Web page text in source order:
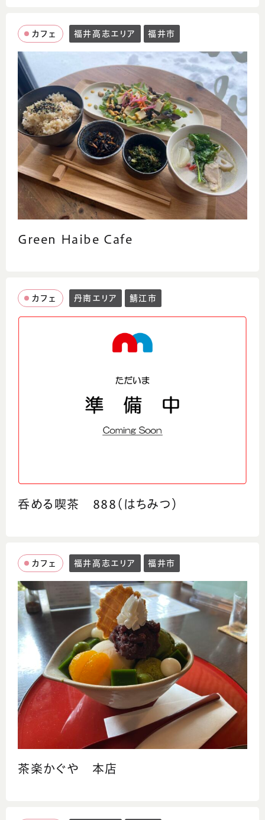
カフェ 福井高志エリア 福井市
Green Haibe Cafe
カフェ 丹南エリア 鯖江市
呑める喫茶 888（はちみつ）
カフェ 福井高志エリア 福井市
茶楽かぐや 本店